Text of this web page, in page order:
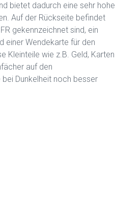
bietet dadurch eine sehr hohe
Auf der Rückseite befindet
gekennzeichnet sind, ein
einer Wendekarte für den
Kleinteile wie z.B. Geld, Karten
auf den
Dunkelheit noch besser